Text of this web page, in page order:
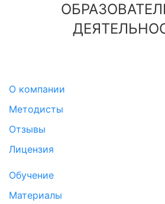
О компании
Методисты
Отзывы
Лицензия
Обучение
Материалы